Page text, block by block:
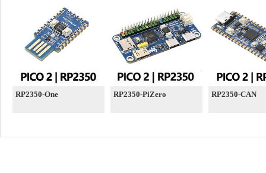
RP2350-One RP2350-PiZero RP2350-CAN